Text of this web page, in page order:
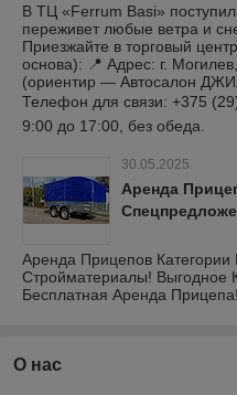
В ТЦ «Ferrum Basi»
переживет любые ветра и
Приезжайте в торговый
основа): 📍 Адрес: г.
(ориентир — Автосалон
Телефон для связи: +375
9:00 до 17:00, без обеда.
30.05.2025
Аренда
Аренда Прицепов
Стройматериалы! Выгодное
Бесплатная Аренда Прицепа!
О нас